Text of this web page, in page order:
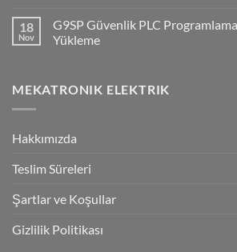
NPN/PNP
Giriş
Bağlantılar
on
Flying
Trigger
Inspection
With
18
Nov
G9SP Güvenlik PLC
Yükleme
G9SP
Güvenlik
Sürücüsü
MEKATRONIK ELEKTRIK
Hakkımızda
Teslim Süreleri
Şartlar ve Koşullar
Gizlilik Politikası